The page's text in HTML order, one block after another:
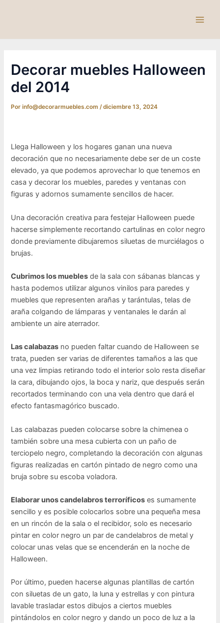
Decorar muebles Halloween
del 2014
Porinfo@decorarmuebles.com /diciembre 13, 2024
Llega Halloween y los hogares ganan una nueva
decoración que no necesariamente debe ser de un coste
elevado, ya que podemos aprovechar lo que tenemos en
casa y decorar los muebles, paredes y ventanas con
figuras y adornos sumamente sencillos de hacer.
Una decoración creativa para festejar Halloween puede
hacerse simplemente recortando cartulinas en color negro
donde previamente dibujaremos siluetas de murciélagos o
brujas.
Cubrimos los muebles de la sala con sábanas blancas y
hasta podemos utilizar algunos vinilos para paredes y
muebles que representen arañas y tarántulas, telas de
araña colgando de lámparas y ventanales le darán al
ambiente un aire aterrador.
Las calabazas no pueden faltar cuando de Halloween se
trata, pueden ser varias de diferentes tamaños a las que
una vez limpias retirando todo el interior solo resta diseñar
la cara, dibujando ojos, la boca y nariz, que después serán
recortados terminando con una vela dentro que dará el
efecto fantasmagórico buscado.
Las calabazas pueden colocarse sobre la chimenea o
también sobre una mesa cubierta con un paño de
terciopelo negro, completando la decoración con algunas
figuras realizadas en cartón pintado de negro como una
bruja sobre su escoba voladora.
Elaborar unos candelabros terroríficos es sumamente
sencillo y es posible colocarlos sobre una pequeña mesa
en un rincón de la sala o el recibidor, solo es necesario
pintar en color negro un par de candelabros de metal y
colocar unas velas que se encenderán en la noche de
Halloween.
Por último, pueden hacerse algunas plantillas de cartón
con siluetas de un gato, la luna y estrellas y con pintura
lavable trasladar estos dibujos a ciertos muebles
pintándolos en color negro y dando un poco de luz a la